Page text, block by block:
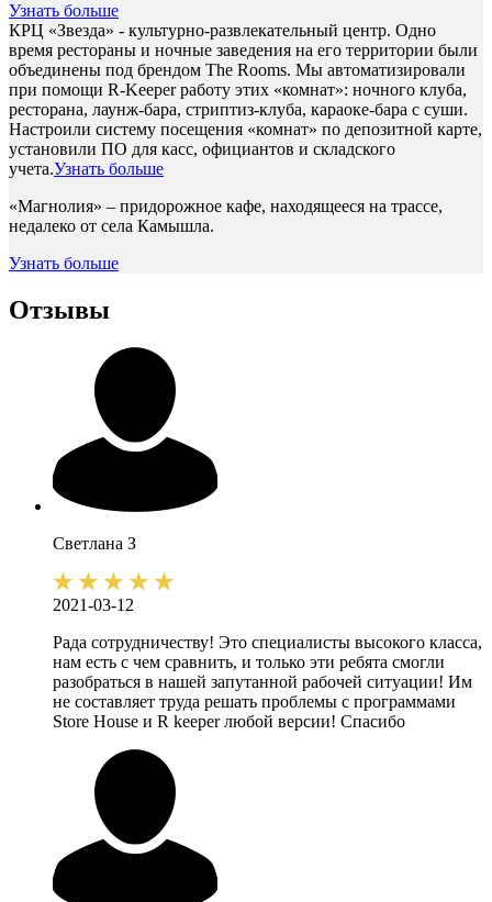
Узнать больше
КРЦ «Звезда» - культурно-развлекательный центр. Одно
время рестораны и ночные заведения на его территории были
объединены под брендом The Rooms. Мы автоматизировали
при помощи R-Keeper работу этих «комнат»: ночного клуба,
ресторана, лаунж-бара, стриптиз-клуба, караоке-бара с суши.
Настроили систему посещения «комнат» по депозитной карте,
установили ПО для касс, официантов и складского
учета.Узнать больше
«Магнолия» – придорожное кафе, находящееся на трассе,
недалеко от села Камышла.
Узнать больше
Отзывы
Светлана З
2021-03-12
Рада сотрудничеству! Это специалисты высокого класса,
нам есть с чем сравнить, и только эти ребята смогли
разобраться в нашей запутанной рабочей ситуации! Им
не составляет труда решать проблемы с программами
Store House и R keeper любой версии! Спасибо